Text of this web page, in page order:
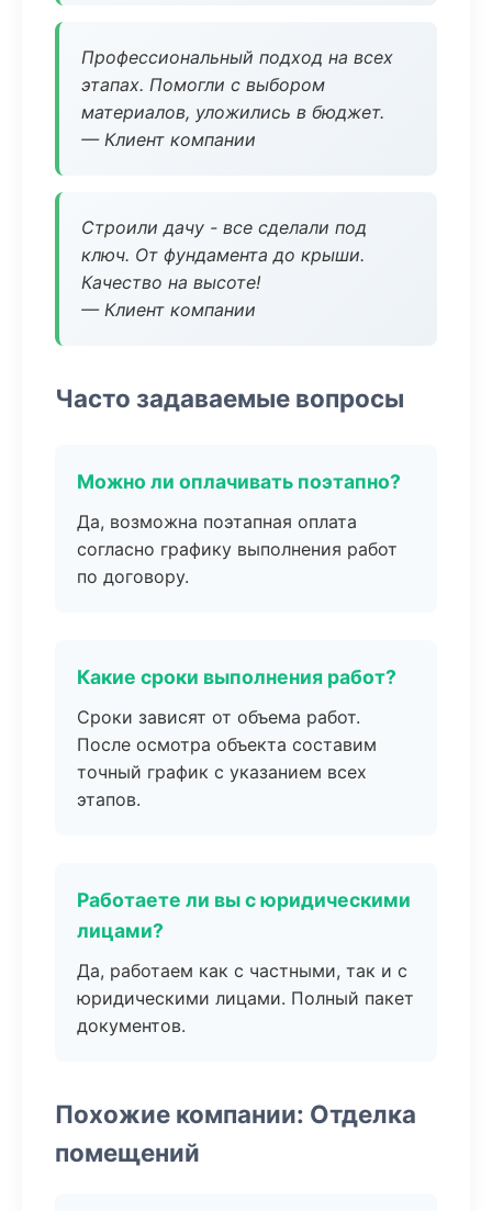
Профессиональный подход на всех
этапах. Помогли с выбором
материалов, уложились в бюджет.
— Клиент компании
Строили дачу - все сделали под
ключ. От фундамента до крыши.
Качество на высоте!
— Клиент компании
Часто задаваемые вопросы
Можно ли оплачивать поэтапно?
Да, возможна поэтапная оплата
согласно графику выполнения работ
по договору.
Какие сроки выполнения работ?
Сроки зависят от объема работ.
После осмотра объекта составим
точный график с указанием всех
этапов.
Работаете ли вы с юридическими
лицами?
Да, работаем как с частными, так и с
юридическими лицами. Полный пакет
документов.
Похожие компании: Отделка
помещений